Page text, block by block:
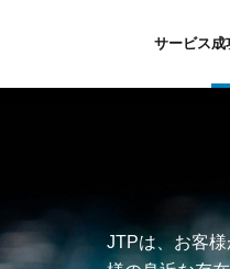
サービス
グローバルIT人財紹
クラウド
成
人財育成
グローバル
私
DX
JTPは、お客